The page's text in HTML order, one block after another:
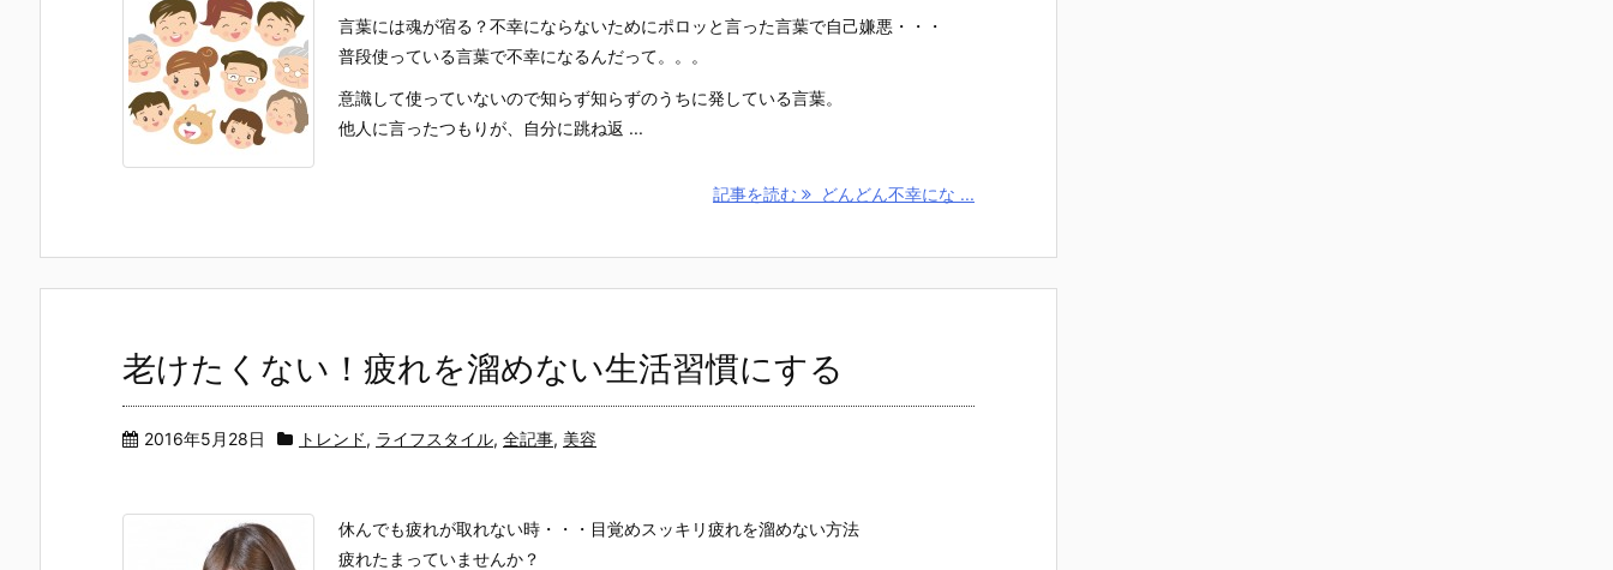
言葉には魂が宿る？不幸にならないためにポロッと言った言葉で自己嫌悪・・・
普段使っている言葉で不幸になるんだって。。。
意識して使っていないので知らず知らずのうちに発している言葉。
他人に言ったつもりが、自分に跳ね返 ...
記事を読む どんどん不幸にな ...
老けたくない！疲れを溜めない生活習慣にする
2016年5月28日 トレンド, ライフスタイル, 全記事, 美容
休んでも疲れが取れない時・・・目覚めスッキリ疲れを溜めない方法
疲れたまっていませんか？